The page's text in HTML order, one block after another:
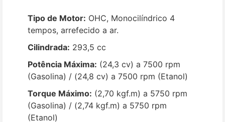
Tipo de Motor: OHC, Monocilíndrico 4
tempos, arrefecido a ar.
Cilindrada: 293,5 cc
Potência Máxima: (24,3 cv) a 7500 rpm
(Gasolina) / (24,8 cv) a 7500 rpm (Etanol)
Torque Máximo: (2,70 kgf.m) a 5750 rpm
(Gasolina) / (2,74 kgf.m) a 5750 rpm
(Etanol)